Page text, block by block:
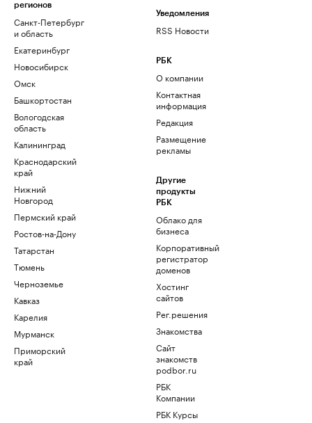
регионов
Санкт-Петербург
и область
Екатеринбург
Новосибирск
Омск
Башкортостан
Вологодская
область
Калининград
Краснодарский
край
Нижний
Новгород
Пермский край
Ростов-на-Дону
Татарстан
Тюмень
Черноземье
Кавказ
Карелия
Мурманск
Приморский
край
Уведомления
RSS Новости
РБК
О компании
Контактная
информация
Редакция
Размещение
рекламы
Другие
продукты
РБК
Облако для
бизнеса
Корпоративный
регистратор
доменов
Хостинг
сайтов
Рег.решения
Знакомства
Сайт
знакомств
podbor.ru
РБК
Компании
РБК Курсы